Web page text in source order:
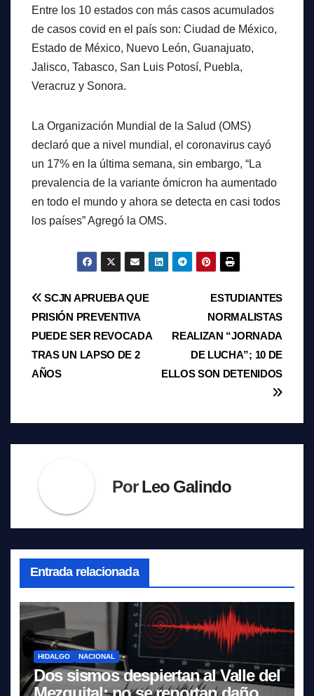
Entre los 10 estados con más casos acumulados
de casos covid en el país son: Ciudad de México,
Estado de México, Nuevo León, Guanajuato,
Jalisco, Tabasco, San Luis Potosí, Puebla,
Veracruz y Sonora.
La Organización Mundial de la Salud (OMS)
declaró que a nivel mundial, el coronavirus cayó
un 17% en la última semana, sin embargo, “La
prevalencia de la variante ómicron ha aumentado
en todo el mundo y ahora se detecta en casi todos
los países” Agregó la OMS.
Navegación
de
entradas
ESTUDIANTES
NORMALISTAS
REALIZAN “JORNADA
DE LUCHA”; 10 DE
ELLOS SON DETENIDOS
SCJN APRUEBA QUE
PRISIÓN PREVENTIVA
PUEDE SER REVOCADA
TRAS UN LAPSO DE 2
AÑOS
PorLeo Galindo
Entrada relacionada
HIDALGO NACIONAL
Dos sismos despiertan al Valle del